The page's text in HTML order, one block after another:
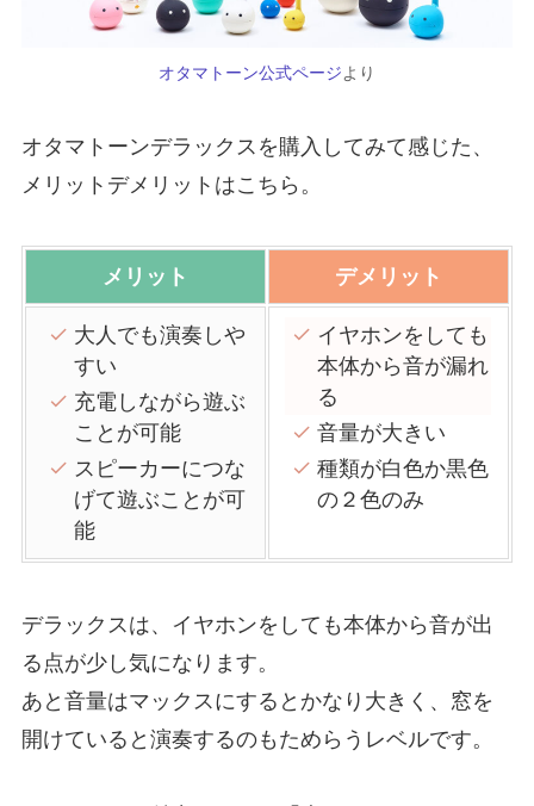
オタマトーン公式ページより
オタマトーンデラックスを購入してみて感じた、
メリットデメリットはこちら。
メリット デメリット
大人でも演奏しや
すい
充電しながら遊ぶ
ことが可能
スピーカーにつな
げて遊ぶことが可
能
イヤホンをしても
本体から音が漏れ
る
音量が大きい
種類が白色か黒色
の２色のみ
デラックスは、イヤホンをしても本体から音が出
る点が少し気になります。
あと音量はマックスにするとかなり大きく、窓を
開けていると演奏するのもためらうレベルです。